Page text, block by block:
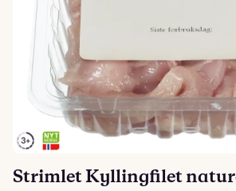
Strimlet Kyllingfilet